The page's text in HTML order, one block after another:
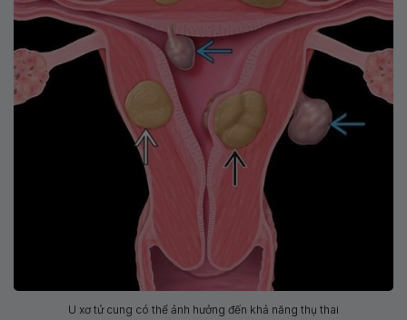
U xơ tử cung có thể ảnh hưởng đến khả năng thụ thai